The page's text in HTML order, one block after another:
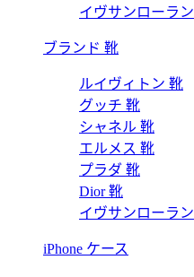
イヴサンローラン
ブランド 靴
ルイヴィトン 靴
グッチ 靴
シャネル 靴
エルメス 靴
プラダ 靴
Dior 靴
イヴサンローラン
iPhone ケース